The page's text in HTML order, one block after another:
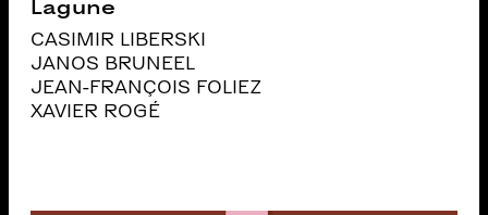
Lagune
CASIMIR LIBERSKI
JANOS BRUNEEL
JEAN-FRANÇOIS FOLIEZ
XAVIER ROGÉ